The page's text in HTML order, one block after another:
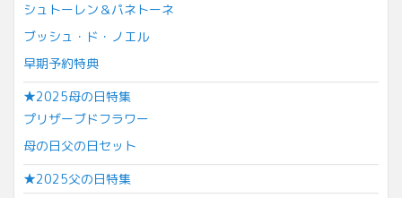
シュトーレン＆パネトーネ
ブッシュ・ド・ノエル
早期予約特典
★2025母の日特集
プリザーブドフラワー
母の日父の日セット
★2025父の日特集